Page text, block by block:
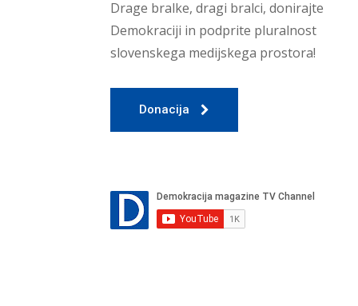
Drage bralke, dragi bralci, donirajte
Demokraciji in podprite pluralnost
slovenskega medijskega prostora!
Donacija